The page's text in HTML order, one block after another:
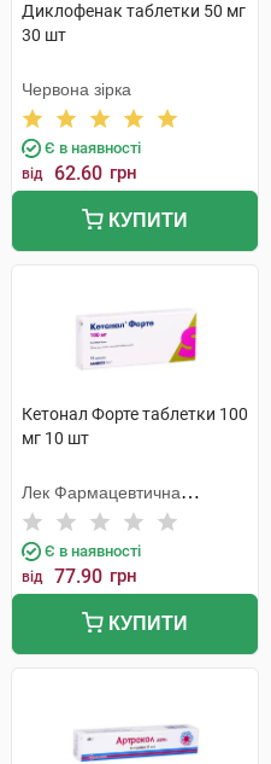
Диклофенак таблетки 50 мг
30 шт
Червона зірка
Є в наявності
від 62.60 грн
КУПИТИ
Кетонал Форте таблетки 100
мг 10 шт
Лек Фармацевтична
компанія
Є в наявності
від 77.90 грн
КУПИТИ